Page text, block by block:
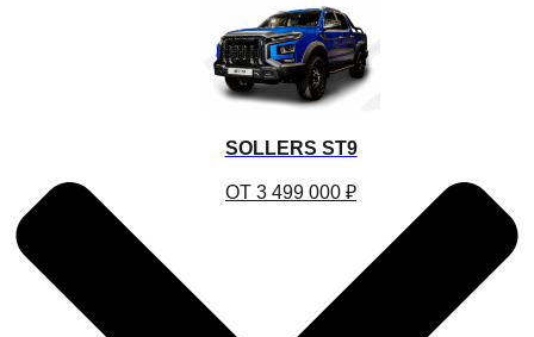
SOLLERS ST9
ОТ 3 499 000 ₽